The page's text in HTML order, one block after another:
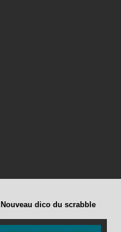
Nouveau dico du scrabble